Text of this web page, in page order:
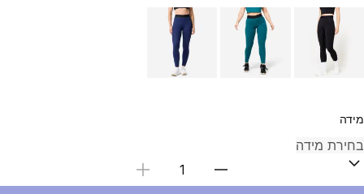
Choose a variant
מידה
בחירת כמות